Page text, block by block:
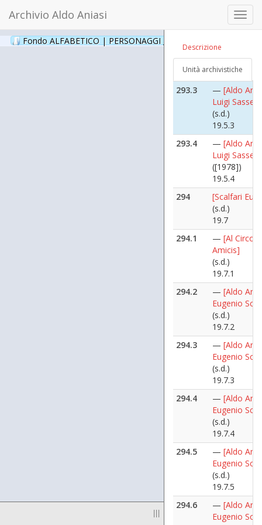
Archivio Aldo Aniasi
Fondo ALFABETICO | PERSONAGGI _ Archivio Fotografico
|||
Descrizione
Unità archivistiche
(s.d.)
19.5.1
Luigi
(s.d.)
19.5.2
293.3
— [Aldo
Luigi
(s.d.)
19.5.3
293.4
— [Aldo
Luigi
([1978])
19.5.4
294
[Scalfari
(s.d.)
19.7
294.1
— [Al
Amicis]
(s.d.)
19.7.1
294.2
— [Aldo
Eugenio
(s.d.)
19.7.2
294.3
— [Aldo
Eugenio
(s.d.)
19.7.3
294.4
— [Aldo
Eugenio
(s.d.)
19.7.4
294.5
— [Aldo
Eugenio
(s.d.)
19.7.5
294.6
— [Aldo
Eugenio